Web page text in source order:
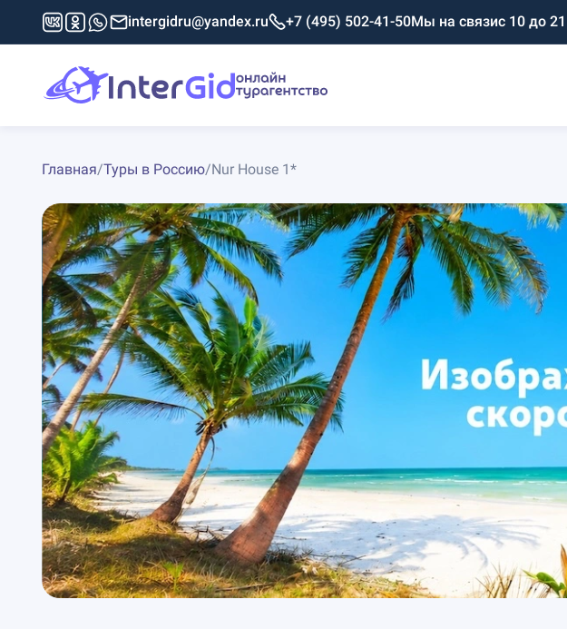
intergidru@yandex.ru +7 (495) 502-41-50Мы на связис 10 до 21
Главная/Туры в Россию/Nur House 1*